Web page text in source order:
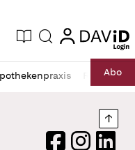
Ausgabe
Suche login
login
RechtAbo
FacebookInstagram